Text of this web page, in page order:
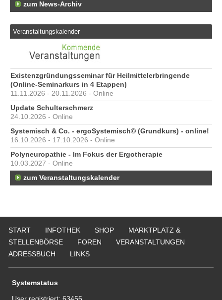
zum News-Archiv
Veranstaltungskalender
Existenzgründungsseminar für Heilmittelerbringende
(Online-Seminarkurs in 4 Etappen)
11.11.2026 - 20.11.2026 - Online
Update Schulterschmerz
24.10.2026 - Online
Systemisch & Co. - ergoSystemisch© (Grundkurs) - online!
16.10.2026 - 17.10.2026 - Online
Polyneuropathie - Im Fokus der Ergotherapie
10.03.2027 - Online
zum Veranstaltungskalender
START INFOTHEK SHOP
MARKTPLATZ &
STELLENBÖRSE
FOREN
VERANSTALTUNGEN
ADRESSBUCH
LINKS
Systemstatus